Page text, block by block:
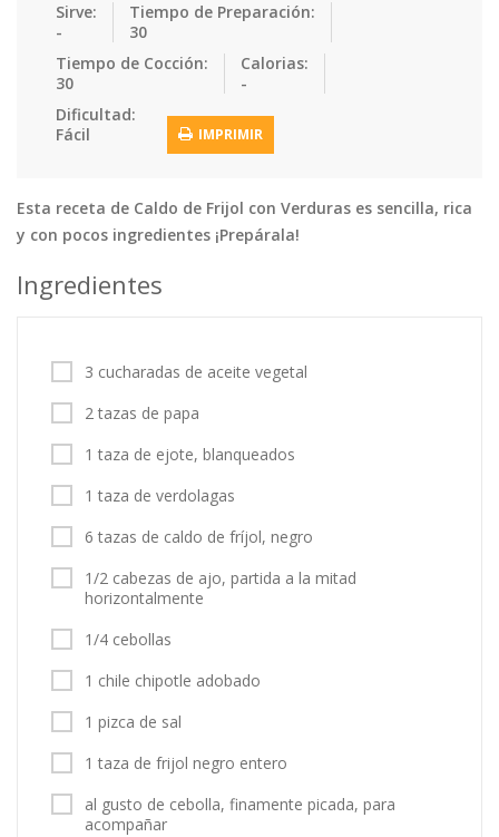
Recetas Me… Recetas Na…
Sandwiches Snacks
Tacos
Tortas Vegetales
Vegetarian…
Tips y Trucos
Entrar / Registrarse
Sirve:
-
Tiempo de Preparación:
30
Tiempo de Cocción:
30
Calorias:
-
Dificultad:
Fácil
IMPRIMIR
Esta receta de Caldo de Frijol con Verduras es sencilla, rica
y con pocos ingredientes ¡Prepárala!
Ingredientes
3 cucharadas de aceite vegetal
2 tazas de papa
1 taza de ejote, blanqueados
1 taza de verdolagas
6 tazas de caldo de fríjol, negro
1/2 cabezas de ajo, partida a la mitad
horizontalmente
1/4 cebollas
1 chile chipotle adobado
1 pizca de sal
1 taza de frijol negro entero
al gusto de cebolla, finamente picada, para
acompañar